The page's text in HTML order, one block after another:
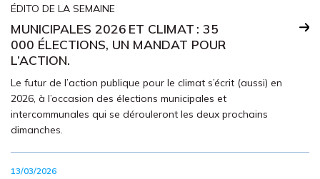
ÉDITO DE LA SEMAINE
MUNICIPALES 2026 ET CLIMAT : 35
000 ÉLECTIONS, UN MANDAT POUR
L’ACTION.
Le futur de l’action publique pour le climat s’écrit (aussi) en
2026, à l’occasion des élections municipales et
intercommunales qui se dérouleront les deux prochains
dimanches.
13/03/2026